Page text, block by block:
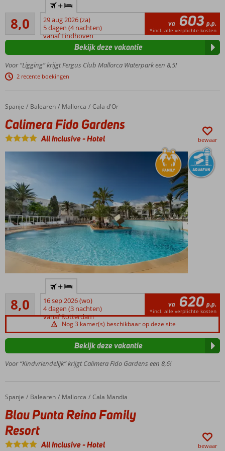
vernieuwd en
uniek
(familie)resort!
Grootste
in een
hotel op
de
Balearen
glijbanen
Boek
een
suite
met
Ruime en
comfortabele
kamers voor
5 personen
met aparte
slaapkamer!
Verbeterd
8,0Zeer goed
222
beoordelingen
+
29 aug 2026 (za)
5 dagen (4 nachten)
vanaf Eindhoven
va 603 p.p.
*incl. alle verplichte kosten
Voor “Ligging” krijgt Fergus Club Mallorca Waterpark een 8,5!
2 recente boekingen
Bekijk deze vakantie
Home
Spanje Balearen Mallorca Cala d'Or
Calimera Fido Gardens
Calimera Fido Gardens
All Inclusive-Hotel bewaar
Verbeterde
All Inclusive
formule
onder nieuw
management
Alle kamers
gerenoveerd
Geweldige
splash
de kids!
Cala Egos
op ca. 150
meter
Groot
8,0
Zeer goed
267
beoordelingen
+
16 sep 2026 (wo)
4 dagen (3 nachten)
vanaf Rotterdam
va 620 p.p.
*incl. alle verplichte kosten
Nog 3 kamer(s) beschikbaar op deze site
Voor “Kindvriendelijk” krijgt Calimera Fido Gardens een 8,6!
Bekijk deze vakantie
Home
Spanje Balearen Mallorca Cala Mandia
Blau Punta Reina Family Resort
Blau Punta Reina Family
Resort
All Inclusive-Hotel bewaar